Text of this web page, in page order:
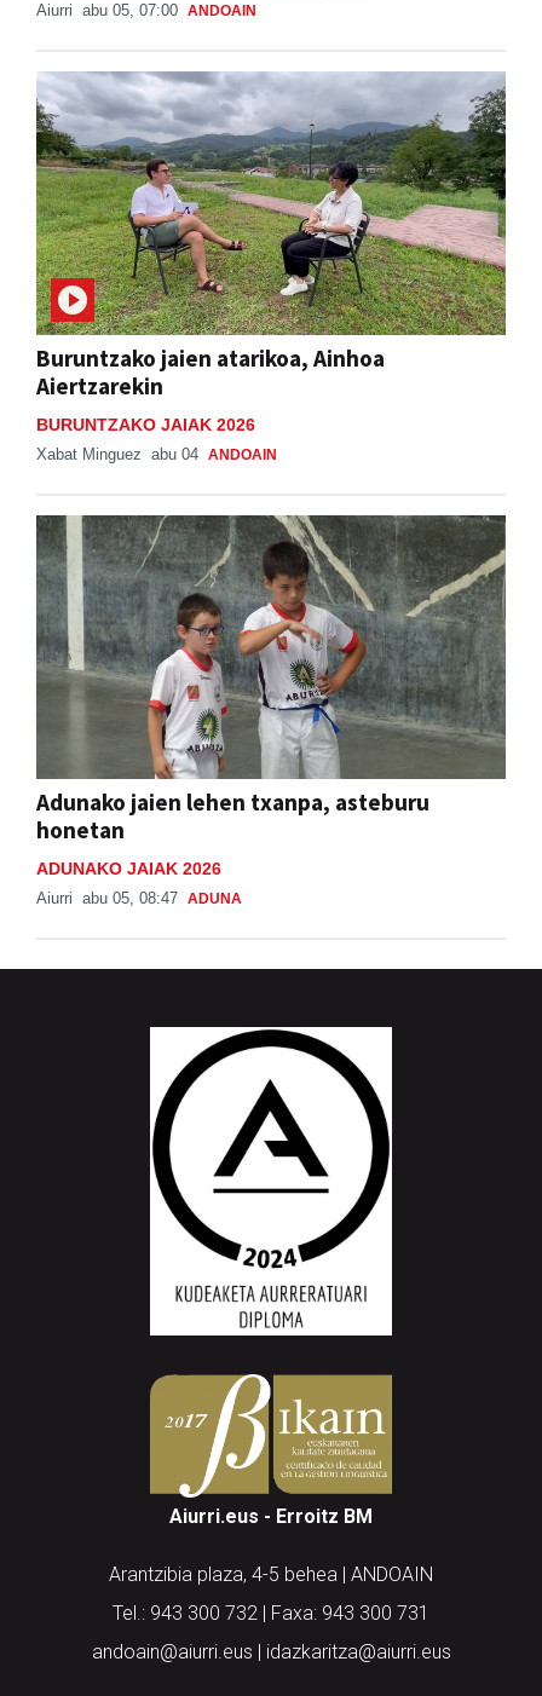
Aiurri abu 05, 07:00 ANDOAIN
Buruntzako jaien atarikoa, Ainhoa
Aiertzarekin
BURUNTZAKO JAIAK 2026
Xabat Minguez abu 04 ANDOAIN
Adunako jaien lehen txanpa, asteburu
honetan
ADUNAKO JAIAK 2026
Aiurri abu 05, 08:47 ADUNA
Aiurri.eus - Erroitz BM
Arantzibia plaza, 4-5 behea | ANDOAIN
Tel.: 943 300 732 | Faxa: 943 300 731
andoain@aiurri.eus | idazkaritza@aiurri.eus